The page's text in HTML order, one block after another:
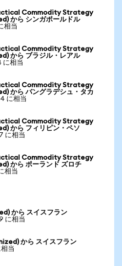
Commodity Strategy
から シンガポールドル
相当
Commodity Strategy
から ブラジル・レアル
に相当
Commodity Strategy
から バングラデシュ・タカ
に相当
Commodity Strategy
から フィリピン・ペソ
に相当
Commodity Strategy
から ポーランド ズロチ
相当
から スイスフラン
に相当
から スイスフラン
当